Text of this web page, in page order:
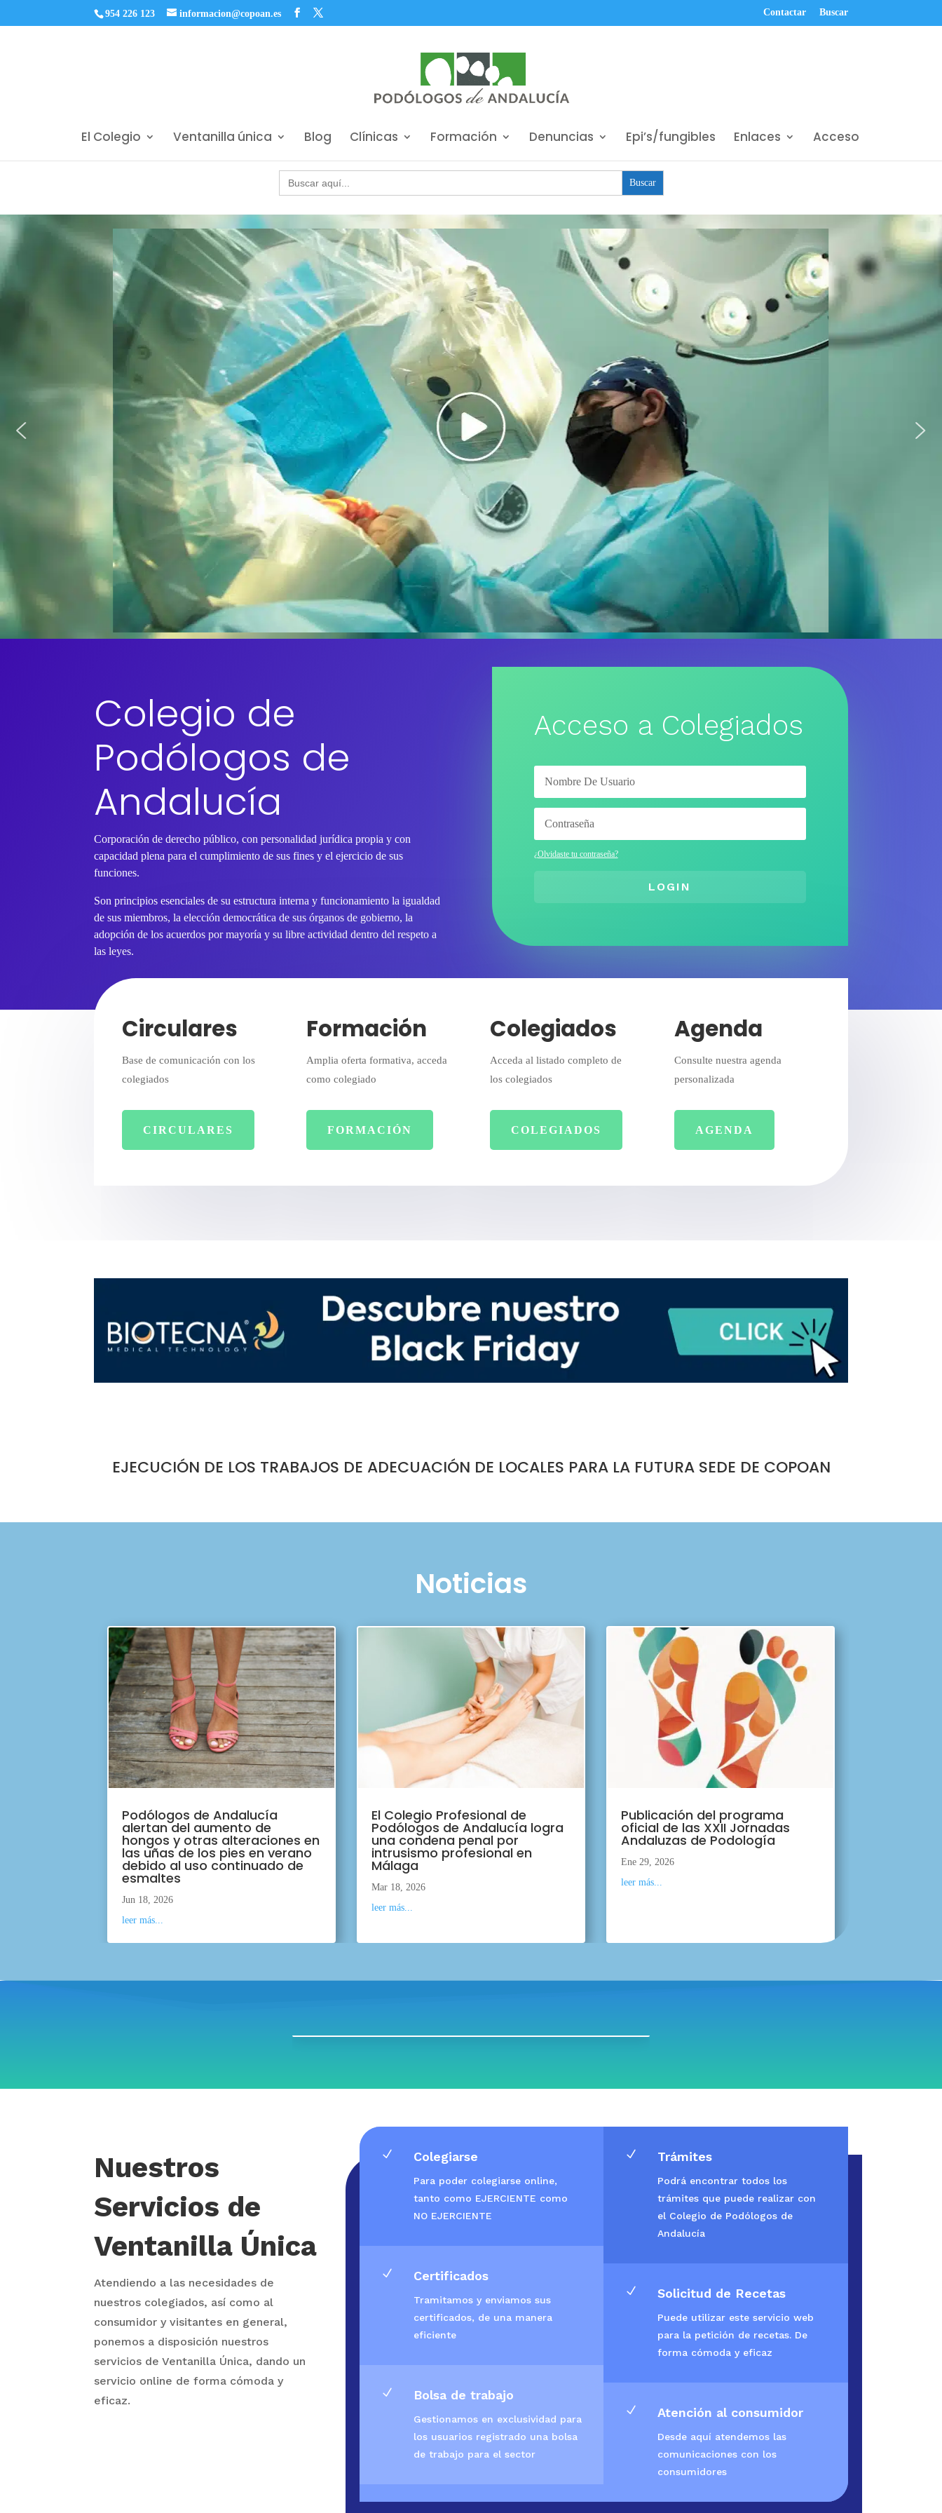
954 226 123 informacion@copoan.es Contactar Buscar
El Colegio Ventanilla única Blog Clínicas Formación Denuncias Epi’s/fungibles Enlaces Acceso
Buscar:
Colegio de
Podólogos de
Andalucía
Corporación de derecho público, con personalidad jurídica propia y con
capacidad plena para el cumplimiento de sus fines y el ejercicio de sus
funciones.
Son principios esenciales de su estructura interna y funcionamiento la igualdad
de sus miembros, la elección democrática de sus órganos de gobierno, la
adopción de los acuerdos por mayoría y su libre actividad dentro del respeto a
las leyes.
Acceso a Colegiados
¿Olvidaste tu contraseña?
LOGIN
Circulares
Base de comunicación con los
colegiados
CIRCULARES
Formación
Amplia oferta formativa, acceda
como colegiado
FORMACIÓN
Colegiados
Acceda al listado completo de
los colegiados
COLEGIADOS
Agenda
Consulte nuestra agenda
personalizada
AGENDA
EJECUCIÓN DE LOS TRABAJOS DE ADECUACIÓN DE LOCALES PARA LA FUTURA SEDE DE COPOAN
Noticias
Podólogos de Andalucía
alertan del aumento de
hongos y otras alteraciones en
las uñas de los pies en verano
debido al uso continuado de
esmaltes
Jun 18, 2026
leer más...
El Colegio Profesional de
Podólogos de Andalucía logra
una condena penal por
intrusismo profesional en
Málaga
Mar 18, 2026
leer más...
Publicación del programa
oficial de las XXII Jornadas
Andaluzas de Podología
Ene 29, 2026
leer más...
Nuestros
Servicios de
Ventanilla Única
Atendiendo a las necesidades de
nuestros colegiados, así como al
consumidor y visitantes en general,
ponemos a disposición nuestros
servicios de Ventanilla Única, dando un
servicio online de forma cómoda y
eficaz.
N Colegiarse
Para poder colegiarse online,
tanto como EJERCIENTE como
NO EJERCIENTE
N Certificados
Tramitamos y enviamos sus
certificados, de una manera
eficiente
N Bolsa de trabajo
Gestionamos en exclusividad para
los usuarios registrado una bolsa
de trabajo para el sector
N Trámites
Podrá encontrar todos los
trámites que puede realizar con
el Colegio de Podólogos de
Andalucía
N Solicitud de Recetas
Puede utilizar este servicio web
para la petición de recetas. De
forma cómoda y eficaz
N Atención al consumidor
Desde aquí atendemos las
comunicaciones con los
consumidores